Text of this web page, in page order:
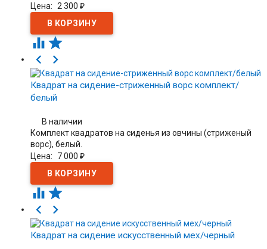
Цена: 2 300 ₽
 


Квадрат на сидение-стриженный ворс комплект/
белый
В наличии
Комплект квадратов на сиденья из овчины (стриженый
ворс), белый.
Цена:
7 000 ₽
 


Квадрат на сидение искусственный мех/черный